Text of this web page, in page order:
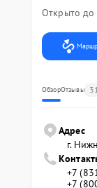
Открыто до
ОбзорОтзывы
Адрес
г.
+7
+7